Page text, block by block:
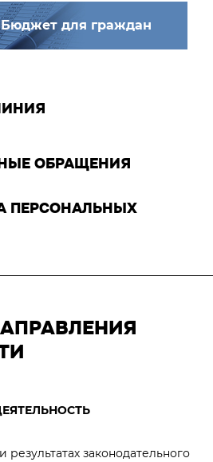
Бюджет для граждан
ОБРАЩЕНИЯ
ПЕРСОНАЛЬНЫХ
законодательного